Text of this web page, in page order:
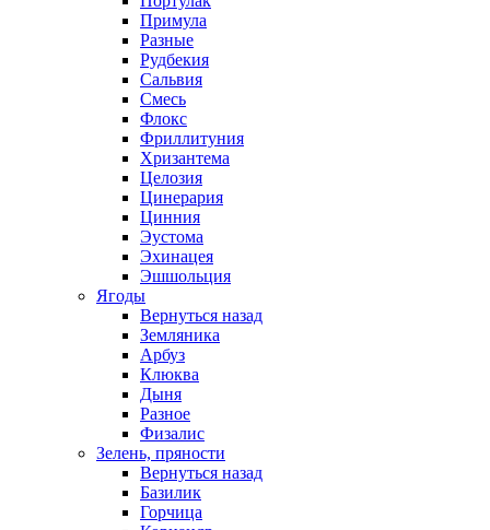
Примула
Разные
Рудбекия
Сальвия
Смесь
Флокс
Фриллитуния
Хризантема
Целозия
Цинерария
Цинния
Эустома
Эхинацея
Эшшольция
Ягоды
Вернуться назад
Земляника
Арбуз
Клюква
Дыня
Разное
Физалис
Зелень, пряности
Вернуться назад
Базилик
Горчица